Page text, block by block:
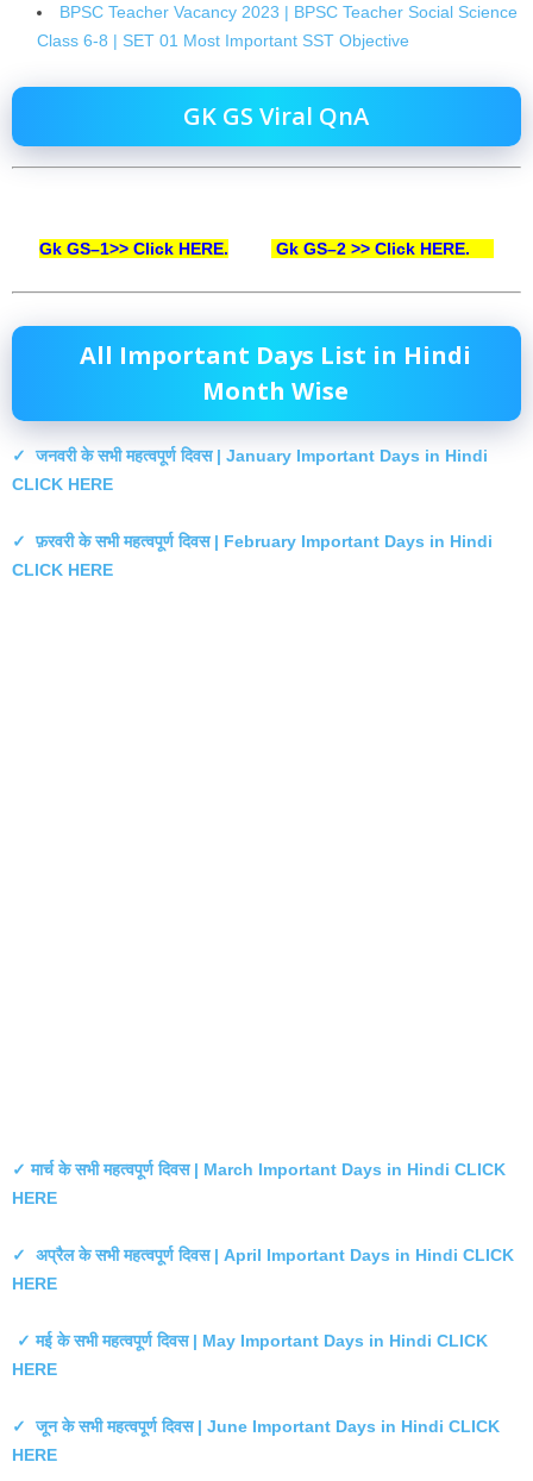
BPSC Teacher Vacancy 2023 | BPSC Teacher Social Science
Class 6-8 | SET 01 Most Important SST Objective
GK GS Viral QnA
Gk GS–1>> Click HERE. Gk GS–2 >> Click HERE.
All Important Days List in Hindi
Month Wise
✓ जनवरी के सभी महत्वपूर्ण दिवस | January Important Days in Hindi
CLICK HERE
✓ फ़रवरी के सभी महत्वपूर्ण दिवस | February Important Days in Hindi
CLICK HERE
✓ मार्च के सभी महत्वपूर्ण दिवस | March Important Days in Hindi CLICK
HERE
✓ अप्रैल के सभी महत्वपूर्ण दिवस | April Important Days in Hindi CLICK
HERE
✓ मई के सभी महत्वपूर्ण दिवस | May Important Days in Hindi CLICK
HERE
✓ जून के सभी महत्वपूर्ण दिवस | June Important Days in Hindi CLICK
HERE